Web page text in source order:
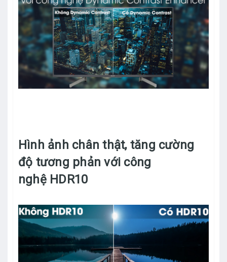
Hình ảnh chân thật, tăng cường
độ tương phản với công
nghệ HDR10